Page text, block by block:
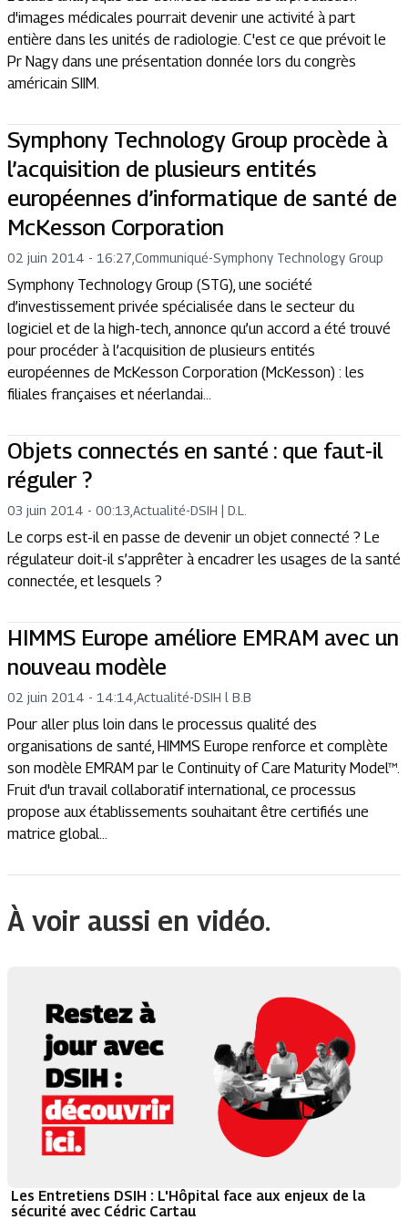
d'images médicales pourrait devenir une activité à part
entière dans les unités de radiologie. C'est ce que prévoit le
Pr Nagy dans une présentation donnée lors du congrès
américain SIIM.
Symphony Technology Group procède à
l’acquisition de plusieurs entités
européennes d’informatique de santé de
McKesson Corporation
02 juin 2014 - 16:27 Communiqué-Symphony Technology Group
Symphony Technology Group (STG), une société
d’investissement privée spécialisée dans le secteur du
logiciel et de la high-tech, annonce qu’un accord a été trouvé
pour procéder à l’acquisition de plusieurs entités
européennes de McKesson Corporation (McKesson) : les
filiales françaises et néerlandai...
Objets connectés en santé : que faut-il
réguler ?
03 juin 2014 - 00:13 Actualité-DSIH | D.L.
Le corps est-il en passe de devenir un objet connecté ? Le
régulateur doit-il s’apprêter à encadrer les usages de la santé
connectée, et lesquels ?
HIMMS Europe améliore EMRAM avec un
nouveau modèle
02 juin 2014 - 14:14 Actualité-DSIH l B.B
Pour aller plus loin dans le processus qualité des
organisations de santé, HIMMS Europe renforce et complète
son modèle EMRAM par le Continuity of Care Maturity Model™.
Fruit d'un travail collaboratif international, ce processus
propose aux établissements souhaitant être certifiés une
matrice global...
À voir aussi en vidéo.
Les Entretiens DSIH : L'Hôpital face aux enjeux de la
sécurité avec Cédric Cartau